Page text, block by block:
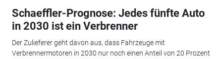
Schaeffler-Prognose: Jedes fünfte Auto
in 2030 ist ein Verbrenner
Der Zulieferer geht davon aus, dass Fahrzeuge mit
Verbrennermotoren in 2030 nur noch einen Anteil von 20 Prozent